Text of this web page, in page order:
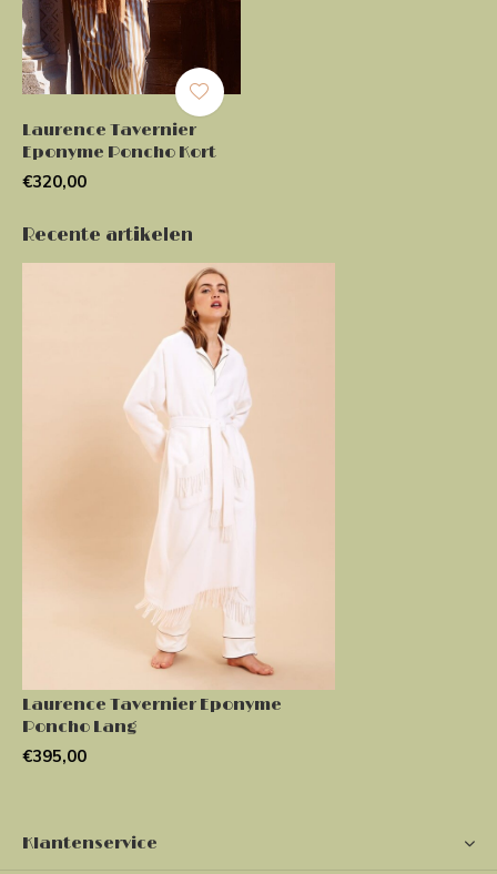
Laurence Tavernier
Eponyme Poncho Kort
€320,00
Recente artikelen
Laurence Tavernier Eponyme
Poncho Lang
€395,00
Klantenservice